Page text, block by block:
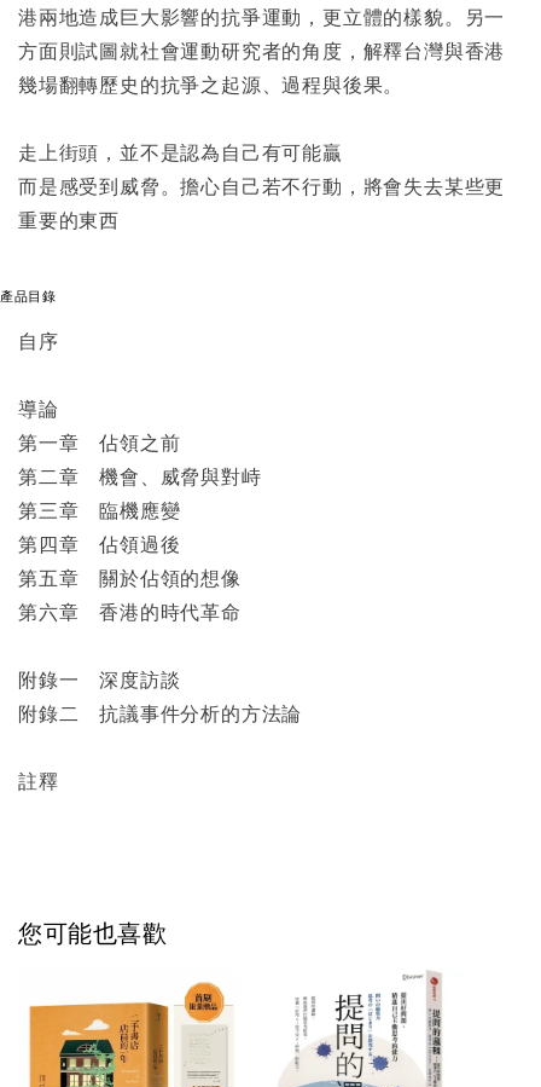
港兩地造成巨大影響的抗爭運動，更立體的樣貌。另一
方面則試圖就社會運動研究者的角度，解釋台灣與香港
幾場翻轉歷史的抗爭之起源、過程與後果。
走上街頭，並不是認為自己有可能贏
而是感受到威脅。擔心自己若不行動，將會失去某些更
重要的東西
產品目錄
自序
導論
第一章 佔領之前
第二章 機會、威脅與對峙
第三章 臨機應變
第四章 佔領過後
第五章 關於佔領的想像
第六章 香港的時代革命
附錄一 深度訪談
附錄二 抗議事件分析的方法論
註釋
您可能也喜歡